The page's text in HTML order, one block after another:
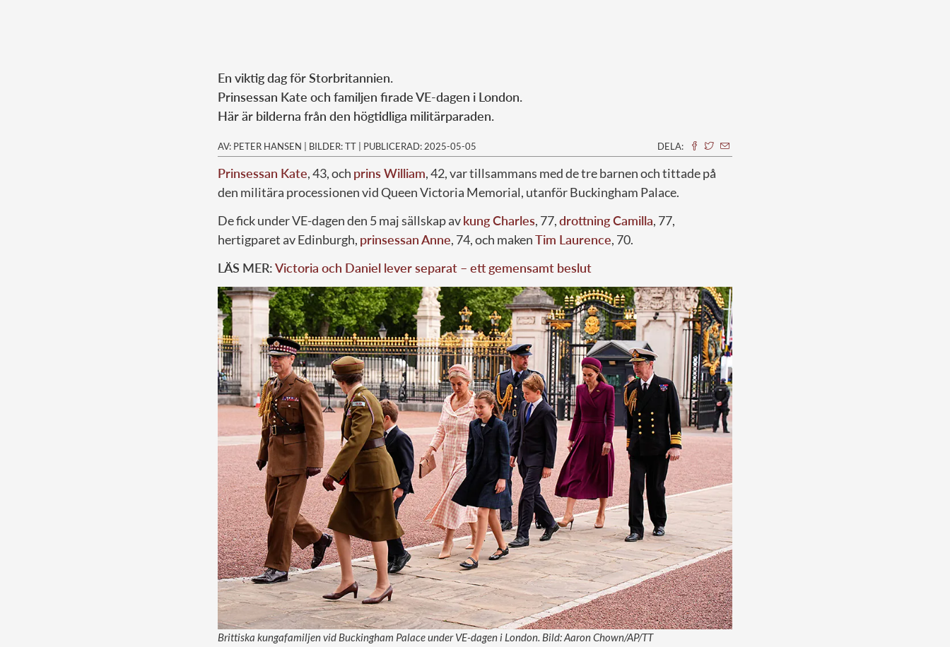
En viktig dag för Storbritannien.
Prinsessan Kate och familjen firade VE-dagen i London.
Här är bilderna från den högtidliga militärparaden.
AV: PETER HANSEN | BILDER: TT | PUBLICERAD: 2025-05-05 DELA:
Prinsessan Kate, 43, och prins William, 42, var tillsammans med de tre barnen och tittade på
den militära processionen vid Queen Victoria Memorial, utanför Buckingham Palace.
De fick under VE-dagen den 5 maj sällskap avkung Charles, 77,drottning Camilla, 77,
hertigparet av Edinburgh, prinsessan Anne, 74, och makenTim Laurence, 70.
LÄS MER:Victoria och Daniel lever separat – ett gemensamt beslut
Brittiska kungafamiljen vid Buckingham Palace under VE-dagen i London. Bild: Aaron Chown/AP/TT